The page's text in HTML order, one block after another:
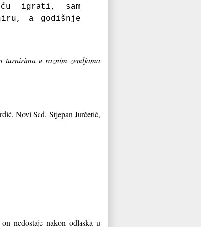
igrati, sam
a godišnje
turnirima u raznim zemljama
Novi Sad, Stjepan Jurčetić,
nedostaje nakon odlaska u